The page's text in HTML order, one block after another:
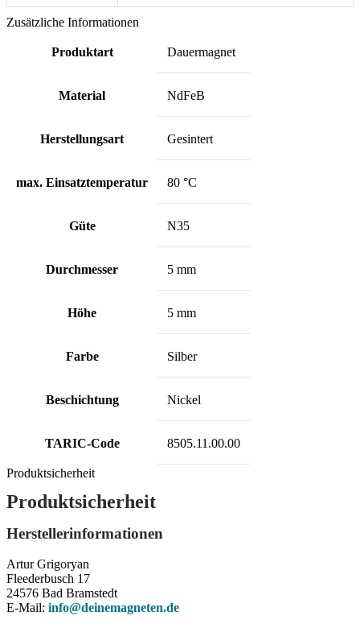
Zusätzliche Informationen
Produktart Dauermagnet
Material NdFeB
Herstellungsart Gesintert
max. Einsatztemperatur 80 °C
Güte N35
Durchmesser 5 mm
Höhe 5 mm
Farbe Silber
Beschichtung Nickel
TARIC-Code 8505.11.00.00
Produktsicherheit
Produktsicherheit
Herstellerinformationen
Artur Grigoryan
Fleederbusch 17
24576 Bad Bramstedt
E-Mail: info@deinemagneten.de